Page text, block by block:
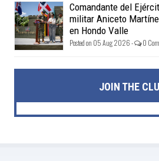
Comandante del
militar Aniceto
en Hondo Valle
Posted on 05 Aug 2026 - 0
JOIN THE